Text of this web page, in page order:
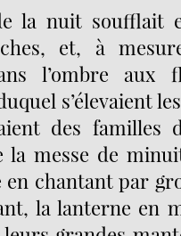
la nuit soufflait
et, à
l’ombre
s’élevaient
des familles
la messe de
chantant par
la lanterne en